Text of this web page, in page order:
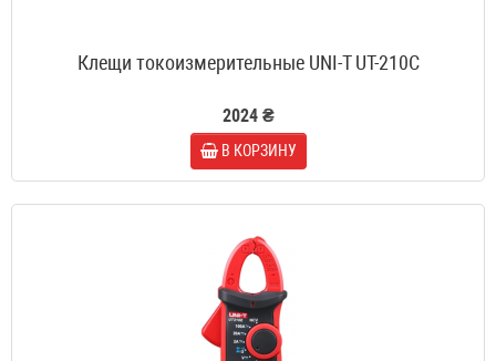
Клещи токоизмерительные UNI-T UT-210C
2024 ₴
В КОРЗИНУ